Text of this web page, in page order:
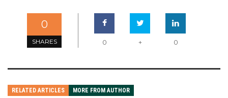
0
SHARES 0 + 0
RELATED ARTICLES MORE FROM AUTHOR